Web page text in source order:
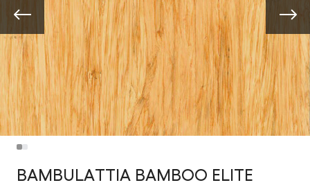
BAMBULATTIA BAMBOO ELITE